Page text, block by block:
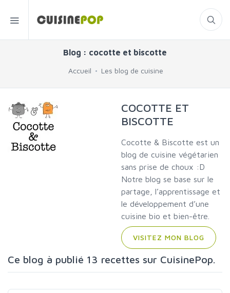
Blog : cocotte et biscotte
Accueil Les blog de cuisine
COCOTTE ET
BISCOTTE
Cocotte & Biscotte est un
blog de cuisine végétarien
sans prise de choux :D
Notre blog se base sur le
partage, l’apprentissage et
le développement d’une
cuisine bio et bien-être.
VISITEZ MON BLOG
Ce blog à publié 13 recettes sur CuisinePop.